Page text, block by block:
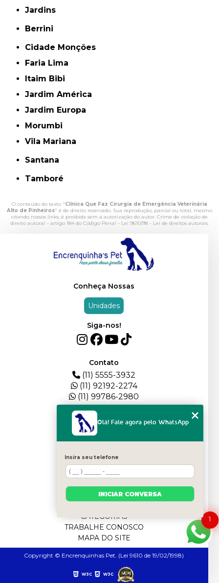
Jardins
Berrini
Cidade Monções
Faria Lima
Itaim Bibi
Jardim América
Jardim Europa
Morumbi
Vila Mariana
Santana
Tamboré
O conteúdo do texto "Clínica Que Faz Cirurgia de Emergência Veterinária
Alto de Pinheiros" é de direito reservado. Sua reprodução, parcial ou total, mesmo
citando nossos links, é proibida sem a autorização do autor. Crime de violação de
direito autoral – artigo 184 do Código Penal – Lei 9610/98 - Lei de direitos autorais.
Conheça Nossas
Unidades
Siga-nos!
Contato
(11) 5555-3932
(11) 92192-2274
(11) 99786-2980
QUEM SOMOS
BLOG
FILHOTES
CATEGORIAS
TRABALHE CONOSCO
MAPA DO SITE
Copyright © Encrenquinhas Pet. (Lei 9610 de 19/02/1998)
W3C W3C
1
Olá! Fale agora pelo WhatsApp
Insira seu telefone
INICIAR CONVERSA